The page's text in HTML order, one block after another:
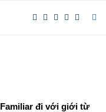
Familiar đi với giới từ